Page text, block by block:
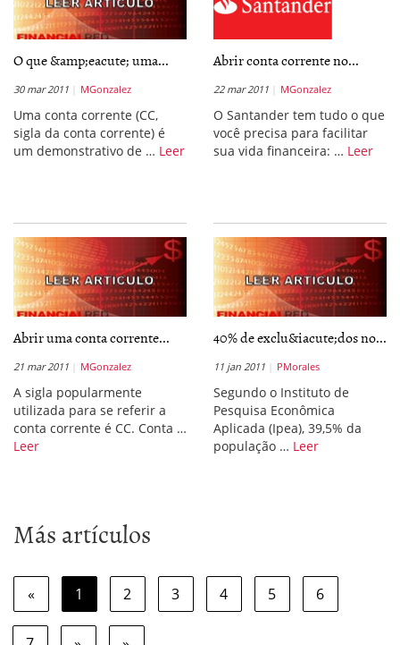
O que &amp;eacute; uma...
30 mar 2011 MGonzalez
Uma conta corrente (CC,
sigla da conta corrente) é
um demonstrativo de … Leer
Abrir conta corrente no...
22 mar 2011 MGonzalez
O Santander tem tudo o que
você precisa para facilitar
sua vida financeira: … Leer
Abrir uma conta corrente...
21 mar 2011 MGonzalez
A sigla popularmente
utilizada para se referir a
conta corrente é CC. Conta …
Leer
40% de exclu&iacute;dos no...
11 jan 2011 PMorales
Segundo o Instituto de
Pesquisa Econômica
Aplicada (Ipea), 39,5% da
população … Leer
Más artículos
« 1 2 3 4 5 6